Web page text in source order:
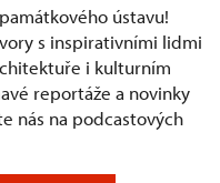
ústavu!
s inspirativními lidmi
i kulturním
reportáže a novinky
nás na podcastových